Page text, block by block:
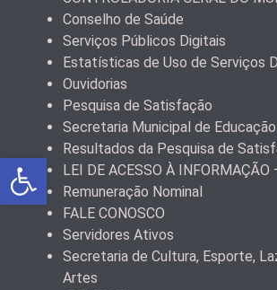
Conselho de Saúde
Serviços Públicos Digitais
Estatísticas de Uso de Serviços
Ouvidorias
Pesquisa de Satisfação
Secretaria Municipal de Educação
Resultados da Pesquisa de
LEI DE ACESSO À INFORMAÇÃO
Remuneração Nominal
FALE CONOSCO
Servidores Ativos
Secretaria de Cultura, Esporte,
Artes
Abrir a barra de